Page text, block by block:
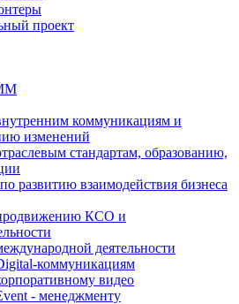
проект
коммуникациям и
изменений
стандартам, образованию,
развитию взаимодействия бизнеса
КСО и
деятельности
коммуникациям
видео
- менеджменту